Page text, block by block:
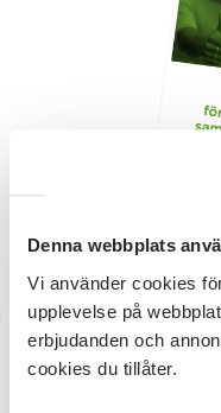
Denna webbplats
Vi använder cookies
upplevelse på
erbjudanden och
cookies du tillåter.
Logotyp SV +